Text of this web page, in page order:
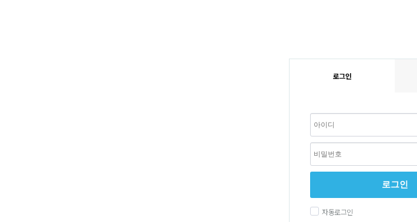
로그인
로그인
자동로그인